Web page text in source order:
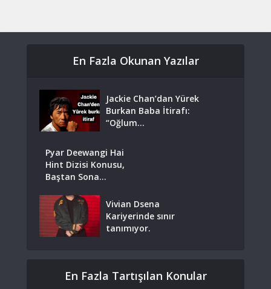
En Fazla Okunan Yazılar
Jackie Chan’dan Yürek
Burkan Baba İtirafı:
“Oğlum...
Pyar Deewangi Hai
Hint Dizisi Konusu,
Baştan Sona...
Vivian Dsena
Kariyerinde sınır
tanımıyor.
En Fazla Tartışılan Konular